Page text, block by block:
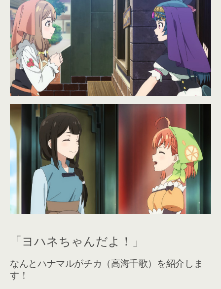
「ヨハネちゃんだよ！」
なんとハナマルがチカ（高海千歌）を紹介しま
す！